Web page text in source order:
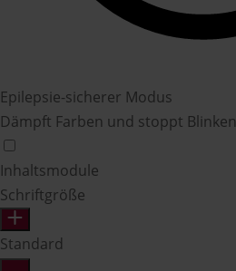
Epilepsie-sicherer Modus
Dämpft Farben und stoppt Blinken
Inhaltsmodule
Schriftgröße
Standard